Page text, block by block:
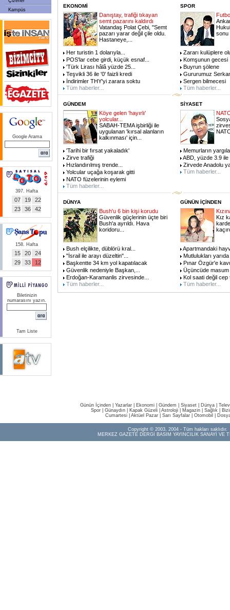
Kampüs
Google Arama
397. Hafta
07 19
22
23
36 42
158. Hafta
15 20
24
29
33 12
Biletinizin
numarasını yazın.
Tam Liste
EKONOMİ
Danıştay, trafiği tıkayan
semt pazarını kaldırdı
Vatandaş Polat Çebi, "Semt
pazarı yarar değil çile oldu.
Hastaneye,
Her turistin 1 dolarıyla
POS'lar cebe girdi, küçük esnaf
'Türk Lirası hâlâ yüzde 25
Teşvikli 36 ile '0' faizli kredi
İndirimler THY'yi zarara soktu
Tüm haberler...
SPOR
sonu
Zararı kulüplere
Komşunun gecesi
Buyrun şölene
Gururumuz
Sergen bilmecesi
Tüm haberler...
GÜNDEM
Köye gelen 'hayırlı'
yolcular...
SABAH-TEMA işbirliği ile
uygulanan 'kırsal alanların
kalkınması' için
'Tarihi bir fırsat yakaladık'
Zirve trafiği
Hızlandırılmış trende
Yolcular uçağa koşarak gitti
NATO füzelerinin eylemi
Tüm haberler...
SİYASET
Memurların
ABD, yüzde 3.9 ile
Zirvede Anadolu
Tüm haberler...
DÜNYA
Bush'u 6 bin kişi korudu
Güvenlik güçlerinin üçte biri
Bush'a ayrıldı. Hava
koridoru
Bush elçilikte, düblörü kral
"İsrail ile arayı düzeltin"
Başkentte 34 km yol kapatılacak
Güvenlik nedeniyle Başkan,
Erdoğan-Karamanlis zirvesinde
Tüm haberler...
GÜNÜN İÇİNDEN
Kız
Apartmandaki
Mutlulukları yarıda
Pınar Özgür'e
Üçüncüde masum
Kol saati değil cep
Tüm haberler...
Günün İçinden Yazarlar Ekonomi Gündem Siyaset Dünya |
Spor
Günaydın Kapak Güzeli Astroloji Magazin Sağlık
Cumartesi| Aktüel Pazar| Sarı Sayfalar| Otomobil
Copyright © 2003, 2004 - Tüm hakları saklıdır.
MERKEZ GAZETE DERGİ BASIM YAYINCILIK SANAYİ VE